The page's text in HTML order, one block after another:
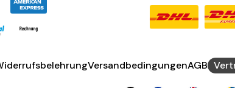
VersandbedingungenAGB